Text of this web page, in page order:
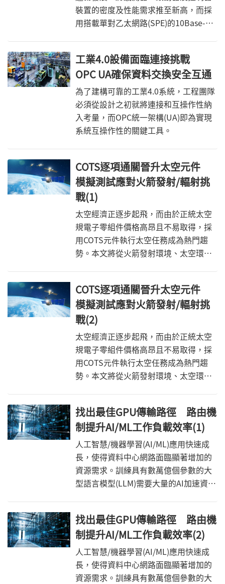
裝置的密度及性能需求推至新高，而採
用搭載單對乙太網路(SPE)的10Base-
工業4.0設備面臨連接挑戰
OPC UA確保資料交換安全互通
為了建構可靠的工業4.0系統，工程團隊
必須從設計之初就將連接和互操作性納
入考量，而OPC統一架構(UA)即為實現
系統互操作性的關鍵工具。
COTS逐項通關晉升太空元件
模擬測試應對火箭發射/輻射挑
戰(1)
太空經濟正逐步起飛，而由於正統太空
規電子零組件價格高昂且不易取得，採
用COTS元件執行太空任務成為熱門趨
勢。本文將從火箭發射環境、太空環
COTS逐項通關晉升太空元件
模擬測試應對火箭發射/輻射挑
戰(2)
太空經濟正逐步起飛，而由於正統太空
規電子零組件價格高昂且不易取得，採
用COTS元件執行太空任務成為熱門趨
勢。本文將從火箭發射環境、太空環
找出最佳GPU傳輸路徑 路由機
制提升AI/ML工作負載效率(1)
人工智慧/機器學習(AI/ML)應用快速成
長，使得資料中心網路面臨顯著增加的
資源需求。訓練具有數萬億個參數的大
型語言模型(LLM)需要大量的AI加速資
找出最佳GPU傳輸路徑 路由機
制提升AI/ML工作負載效率(2)
人工智慧/機器學習(AI/ML)應用快速成
長，使得資料中心網路面臨顯著增加的
資源需求。訓練具有數萬億個參數的大